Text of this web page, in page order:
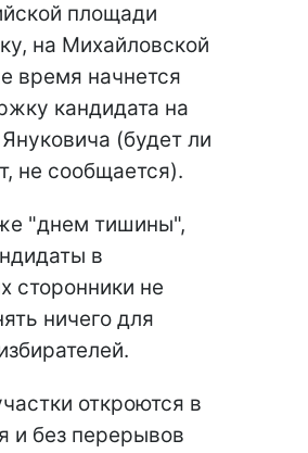
площади
на Михайловской
время начнется
кандидата на
(будет ли
не сообщается).
"днем тишины",
в
сторонники не
ничего для
откроются в
и без перерывов